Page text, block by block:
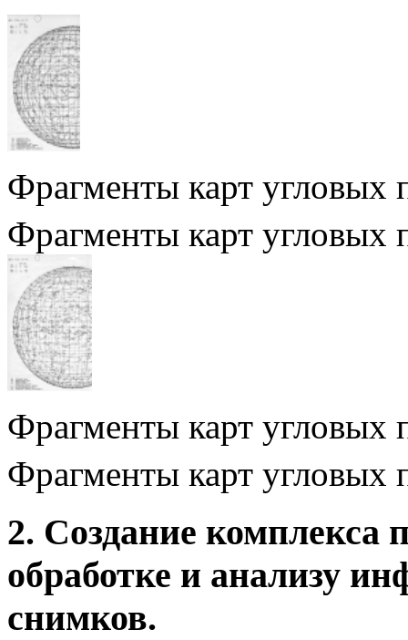
Фрагменты карт угловых
Фрагменты карт угловых
Фрагменты карт угловых
Фрагменты карт угловых
2. Создание
обработке и анализу
снимков.